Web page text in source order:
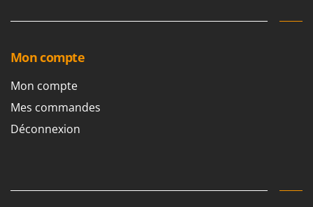
Mon compte
Mon compte
Mes commandes
Déconnexion